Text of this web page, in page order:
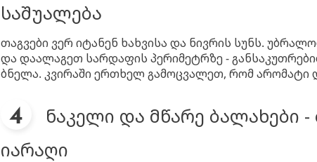
საშუალება
თაგვები ვერ იტანენ ხახვისა და ნივრის სუნს.
და დაალაგეთ სარდაფის პერიმეტრზე -
ბნელა. კვირაში ერთხელ გამოცვალეთ, რომ არომატი
ნაკელი და მწარე ბალახები
იარაღი